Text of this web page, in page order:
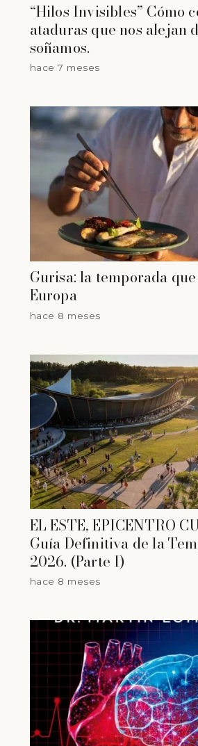
“Hilos Invisibles” Cómo
ataduras que nos alejan
soñamos.
hace 7 meses
Gurisa: la temporada
Europa
hace 8 meses
EL ESTE, EPICENTRO
Guía Definitiva de la
2026. (Parte I)
hace 8 meses